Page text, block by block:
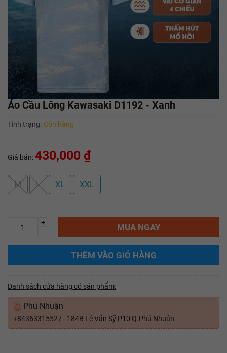
Áo Cầu Lông Kawasaki D1192 - Xanh
Tình trạng: Còn hàng
Giá bán:430,000 ₫
M L XL XXL
+
–
MUA NGAY
THÊM VÀO GIỎ HÀNG
Danh sách cửa hàng có sản phẩm:
Phú Nhuận
+84363315527 - 184B Lê Văn Sỹ P10 Q.Phú Nhuận